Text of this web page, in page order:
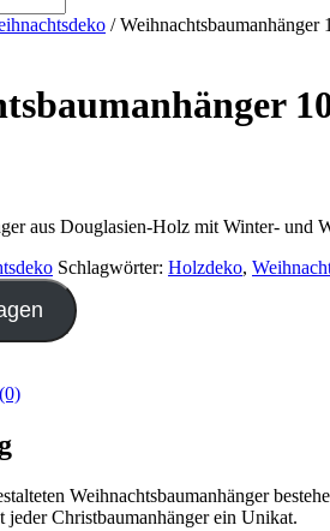
/ Weihnachtsbaumanhänger
aus Douglasien-Holz mit Winter- und
Schlagwörter: Holzdeko,
Weihnachtsbaumanhänger
jeder Christbaumanhänger ein Unikat.